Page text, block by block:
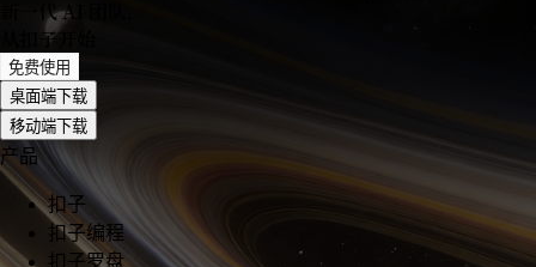
新一代 AI 团队
从扣子开始
免费使用
桌面端下载
移动端下载
产品
扣子
扣子编程
扣子罗盘